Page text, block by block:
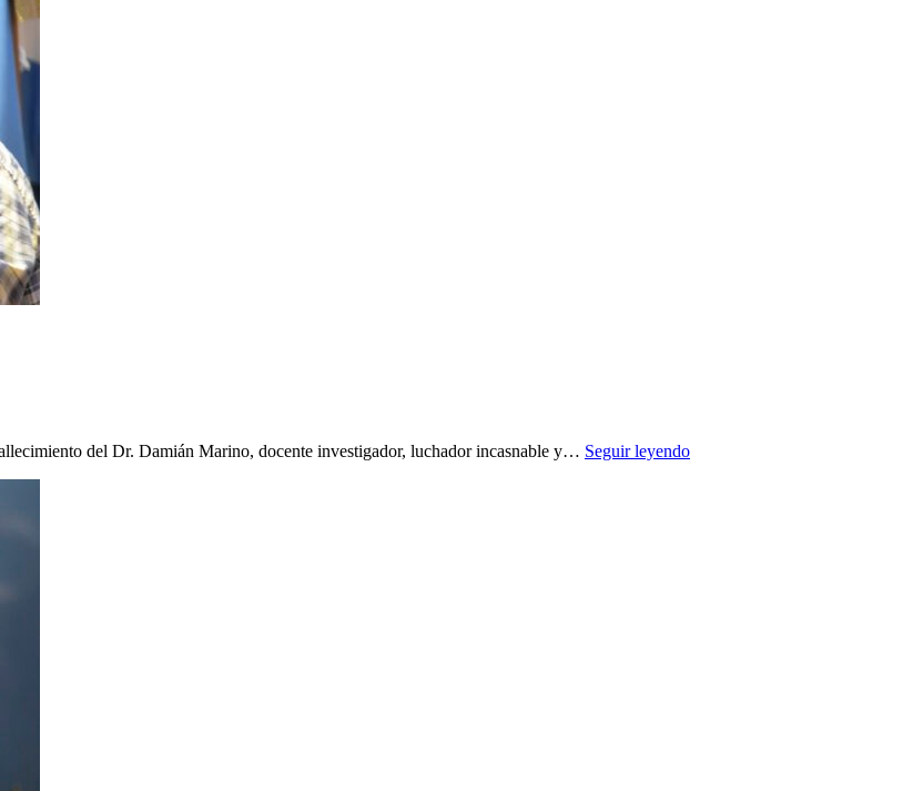
del Dr. Damián Marino, docente investigador, luchador incasnable y… Seguir leyendo